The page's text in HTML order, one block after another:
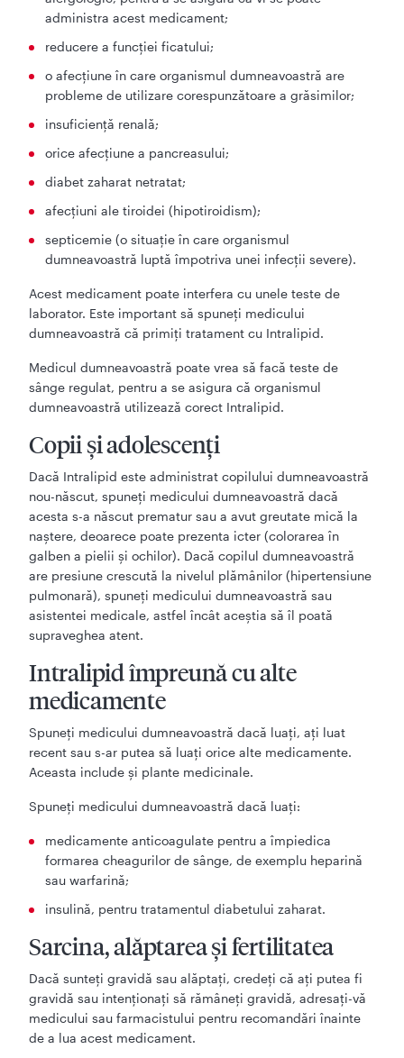
administra acest medicament;
reducere a funcţiei ficatului;
o afecţiune în care organismul dumneavoastră are
probleme de utilizare corespunzătoare a grăsimilor;
insuficienţă renală;
orice afecţiune a pancreasului;
diabet zaharat netratat;
afecţiuni ale tiroidei (hipotiroidism);
septicemie (o situaţie în care organismul
dumneavoastră luptă împotriva unei infecţii severe).
Acest medicament poate interfera cu unele teste de
laborator. Este important să spuneţi medicului
dumneavoastră că primiţi tratament cu Intralipid.
Medicul dumneavoastră poate vrea să facă teste de
sânge regulat, pentru a se asigura că organismul
dumneavoastră utilizează corect Intralipid.
Copii şi adolescenţi
Dacă Intralipid este administrat copilului dumneavoastră
nou-născut, spuneţi medicului dumneavoastră dacă
acesta s-a născut prematur sau a avut greutate mică la
naştere, deoarece poate prezenta icter (colorarea în
galben a pielii şi ochilor). Dacă copilul dumneavoastră
are presiune crescută la nivelul plămânilor (hipertensiune
pulmonară), spuneţi medicului dumneavoastră sau
asistentei medicale, astfel încât aceştia să îl poată
supraveghea atent.
Intralipid împreună cu alte
medicamente
Spuneţi medicului dumneavoastră dacă luaţi, aţi luat
recent sau s-ar putea să luaţi orice alte medicamente.
Aceasta include şi plante medicinale.
Spuneţi medicului dumneavoastră dacă luaţi:
medicamente anticoagulate pentru a împiedica
formarea cheagurilor de sânge, de exemplu heparină
sau warfarină;
insulină, pentru tratamentul diabetului zaharat.
Sarcina, alăptarea şi fertilitatea
Dacă sunteţi gravidă sau alăptaţi, credeţi că aţi putea fi
gravidă sau intenţionaţi să rămâneţi gravidă, adresaţi-vă
medicului sau farmacistului pentru recomandări înainte
de a lua acest medicament.